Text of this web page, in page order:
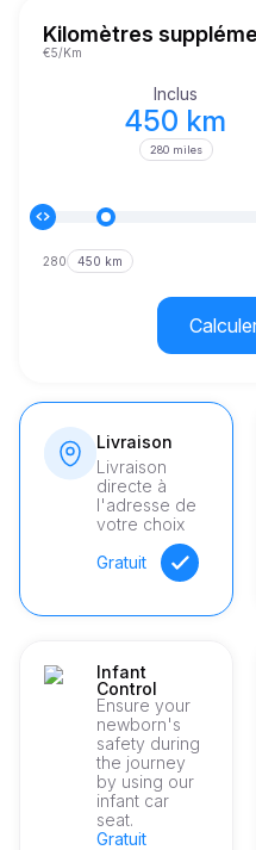
Conçu pour captiver, le
aérodynamique qui reflète
Kilomètres
€5/Km
Inclus
450 km
280 miles
280 450 km
Livraison
Livraison
directe à
l'adresse de
votre choix
Gratuit
Infant
Control
Ensure your
newborn's
safety during
the journey
by using our
infant car
seat.
Gratuit